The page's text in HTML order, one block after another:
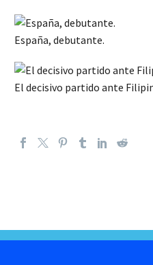
España, debutante.
El decisivo partido ante